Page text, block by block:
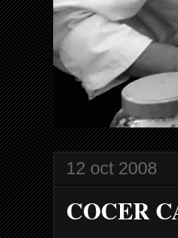
12 oct 2008
COCER